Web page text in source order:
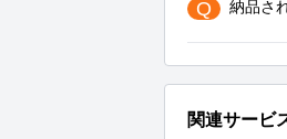
Q 納品さ
関連サービ